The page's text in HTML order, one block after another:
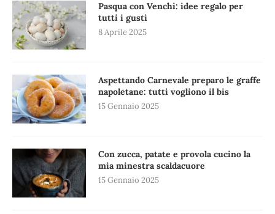
Pasqua con Venchi: idee regalo per
tutti i gusti
8 Aprile 2025
Aspettando Carnevale preparo le graffe
napoletane: tutti vogliono il bis
15 Gennaio 2025
Con zucca, patate e provola cucino la
mia minestra scaldacuore
15 Gennaio 2025